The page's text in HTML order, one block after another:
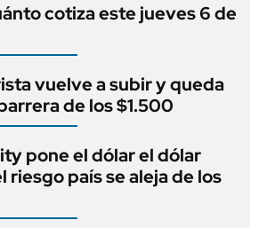
cotiza este jueves 6 de
vuelve a subir y queda
de los $1.500
pone el dólar el dólar
riesgo país se aleja de los